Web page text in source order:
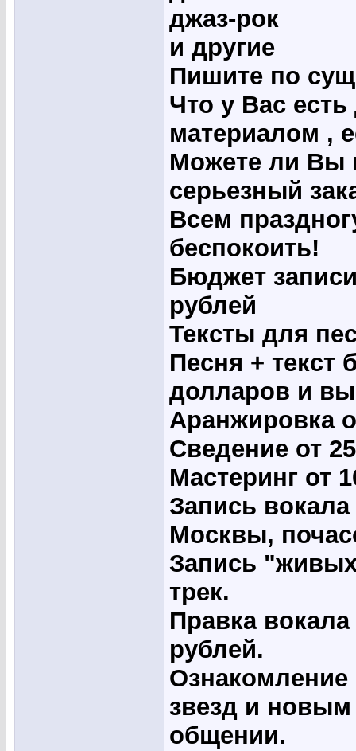
джаз-рок
и другие
Пишите по
Что у Вас
материалом ,
Можете ли Вы
серьезный
Всем
беспокоить!
Бюджет
рублей
Тексты для
Песня + текст
долларов и
Аранжировка
Сведение от
Мастеринг от
Запись
Москвы,
Запись
трек.
Правка
рублей.
звезд и
общении.